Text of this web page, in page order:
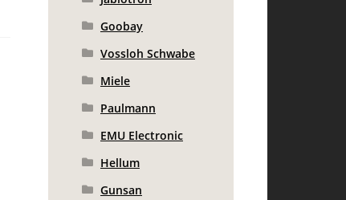
Goobay
Vossloh Schwabe
Miele
Paulmann
EMU Electronic
Hellum
Gunsan